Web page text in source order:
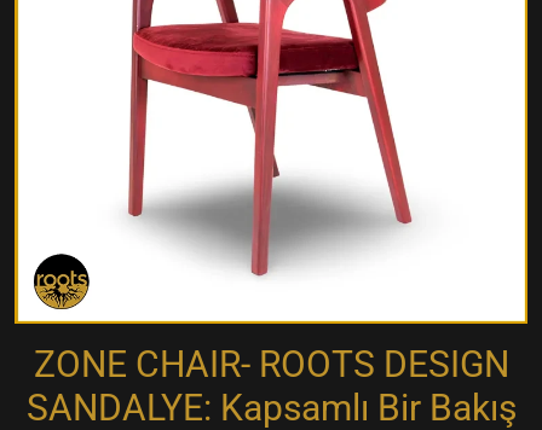
ZONE CHAIR- ROOTS DESIGN
SANDALYE: Kapsamlı Bir Bakış